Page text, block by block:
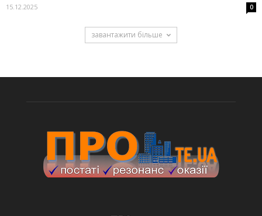
15.12.2025 0
завантажити більше